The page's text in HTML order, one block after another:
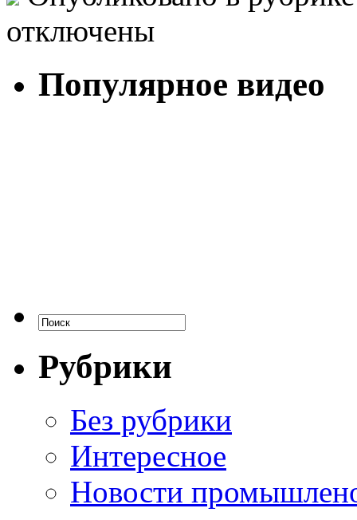
отключены
Популярное видео
Рубрики
Без рубрики
Интересное
Новости